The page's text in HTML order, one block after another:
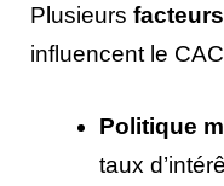
Plusieurs
influencent le
Politique
taux